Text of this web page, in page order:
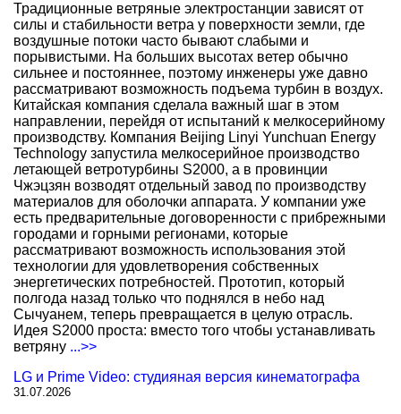
Традиционные ветряные электростанции зависят от
силы и стабильности ветра у поверхности земли, где
воздушные потоки часто бывают слабыми и
порывистыми. На больших высотах ветер обычно
сильнее и постояннее, поэтому инженеры уже давно
рассматривают возможность подъема турбин в воздух.
Китайская компания сделала важный шаг в этом
направлении, перейдя от испытаний к мелкосерийному
производству. Компания Beijing Linyi Yunchuan Energy
Technology запустила мелкосерийное производство
летающей ветротурбины S2000, а в провинции
Чжэцзян возводят отдельный завод по производству
материалов для оболочки аппарата. У компании уже
есть предварительные договоренности с прибрежными
городами и горными регионами, которые
рассматривают возможность использования этой
технологии для удовлетворения собственных
энергетических потребностей. Прототип, который
полгода назад только что поднялся в небо над
Сычуанем, теперь превращается в целую отрасль.
Идея S2000 проста: вместо того чтобы устанавливать
ветряну ...>>
LG и Prime Video: студияная версия кинематографа
31.07.2026